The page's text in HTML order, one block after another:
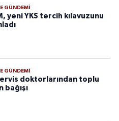
GÜNDEMI
yeni YKS tercih kılavuzunu
GÜNDEMI
doktorlarından toplu
bağışı